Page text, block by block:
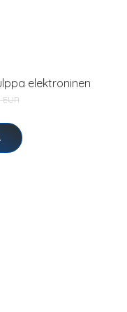
elektroninen
EUR